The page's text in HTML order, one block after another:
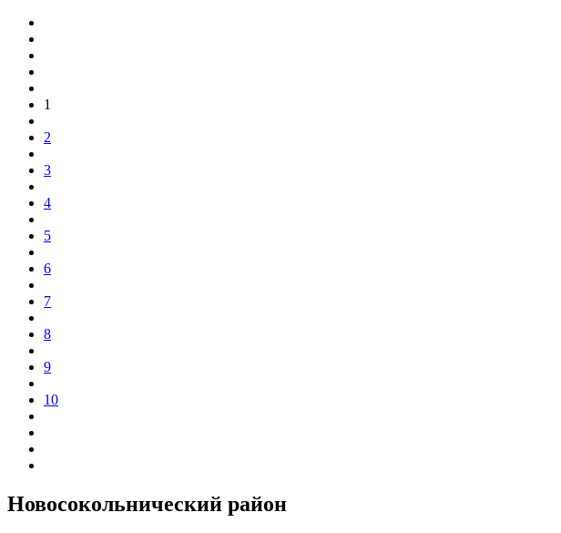
1
2
3
4
5
6
7
8
9
10
Новосокольнический район